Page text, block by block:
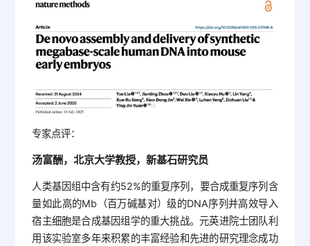
专家点评：
汤富酬，北京大学教授，新基石研究员
人类基因组中含有约52%的重复序列，要合成重复序列含
量如此高的Mb（百万碱基对）级的DNA序列并高效导入
宿主细胞是合成基因组学的重大挑战。元英进院士团队利
用该实验室多年来积累的丰富经验和先进的研究理念成功